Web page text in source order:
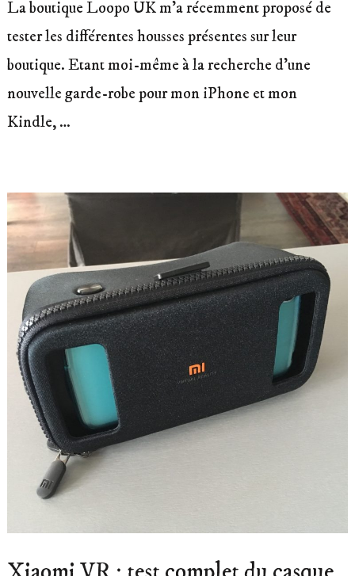
La boutique Loopo UK m’a récemment proposé de
tester les différentes housses présentes sur leur
boutique. Etant moi-même à la recherche d’une
nouvelle garde-robe pour mon iPhone et mon
Kindle, …